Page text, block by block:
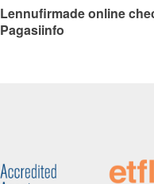
Lennufirmade online
Pagasiinfo